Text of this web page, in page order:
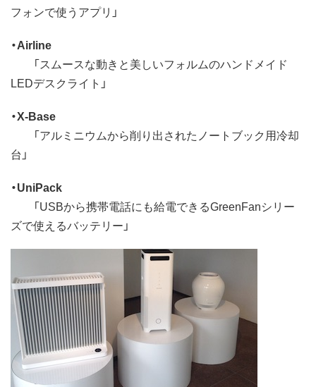
フォンで使うアプリ」
・Airline
「スムースな動きと美しいフォルムのハンドメイド
LEDデスクライト」
・X-Base
「アルミニウムから削り出されたノートブック用冷却
台」
・UniPack
「USBから携帯電話にも給電できるGreenFanシリー
ズで使えるバッテリー」